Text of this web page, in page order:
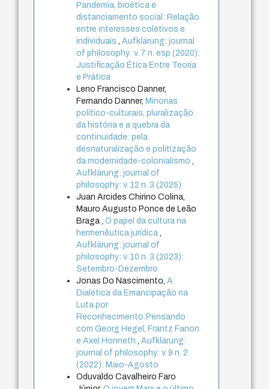
Pandemia, bioética e
distanciamento social: Relação
entre interesses coletivos e
individuais,Aufklärung: journal
of philosophy: v. 7 n. esp (2020):
Justificação Ética Entre Teoria
e Prática
Leno Francisco Danner,
Fernando Danner, Minorias
político-culturais, pluralização
da história e a quebra da
continuidade: pela
desnaturalização e politização
da modernidade-colonialismo,
Aufklärung: journal of
philosophy: v. 12 n. 3 (2025)
Juan Arcides Chirino Colina,
Mauro Augusto Ponce de Leão
Braga ,O papel da cultura na
hermenêutica jurídica,
Aufklärung: journal of
philosophy: v. 10 n. 3 (2023):
Setembro-Dezembro
Jonas Do Nascimento,A
Dialética da Emancipação na
Luta por
Reconhecimento:Pensando
com Georg Hegel, Frantz Fanon
e Axel Honneth,Aufklärung:
journal of philosophy: v. 9 n. 2
(2022): Maio-Agosto
Oduvaldo Cavalheiro Faro